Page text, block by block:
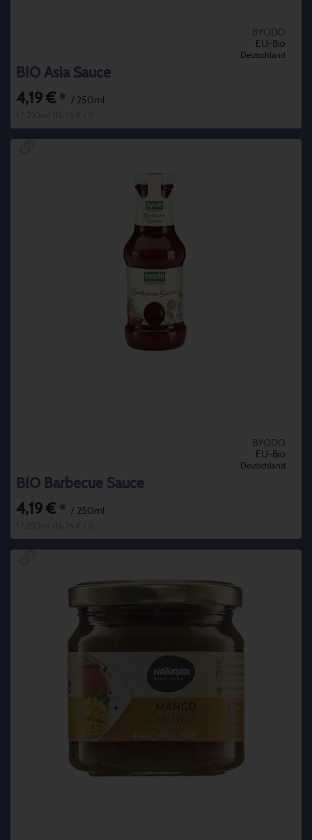
BYODO
EU-Bio
Deutschland
BIO Asia Sauce
4,19 € * / 250ml
BYODO
EU-Bio
Deutschland
BIO Barbecue Sauce
4,19 € * / 250ml